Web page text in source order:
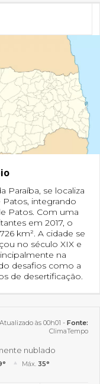
Paraíba, se localiza
integrando
Patos. Com uma
em 2017, o
km². A cidade se
no século XIX e
na
desafios como a
de desertificação.
Atualizado às 00h01 - Fonte:
ClimaTempo
nublado
Máx. 35°